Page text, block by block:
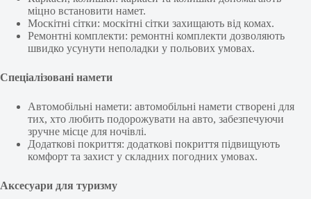
міцно встановити намет.
Москітні сітки: москітні сітки захищають від комах.
Ремонтні комплекти: ремонтні комплекти дозволяють
швидко усунути неполадки у польових умовах.
Спеціалізовані намети
Автомобільні намети: автомобільні намети створені для
тих, хто любить подорожувати на авто, забезпечуючи
зручне місце для ночівлі.
Додаткові покриття: додаткові покриття підвищують
комфорт та захист у складних погодних умовах.
Аксесуари для туризму